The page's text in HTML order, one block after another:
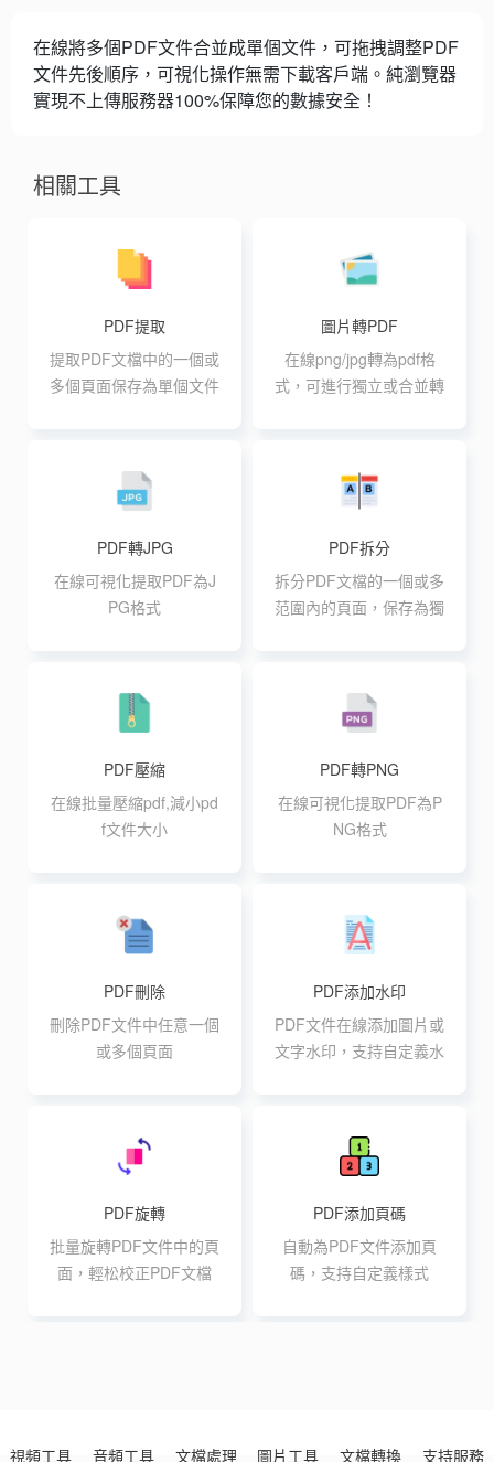
在線將多個PDF文件合並成單個文件，可拖拽調整PDF
文件先後順序，可視化操作無需下載客戶端。純瀏覽器
實現不上傳服務器100%保障您的數據安全！
相關工具
PDF提取
提取PDF文檔中的一個或
多個頁面保存為單個文件
圖片轉PDF
在線png/jpg轉為pdf格
式，可進行獨立或合並轉
PDF轉JPG
在線可視化提取PDF為J
PG格式
PDF拆分
拆分PDF文檔的一個或多
范圍內的頁面，保存為獨
PDF壓縮
在線批量壓縮pdf,減小pd
f文件大小
PDF轉PNG
在線可視化提取PDF為P
NG格式
PDF刪除
刪除PDF文件中任意一個
或多個頁面
PDF添加水印
PDF文件在線添加圖片或
文字水印，支持自定義水
PDF旋轉
批量旋轉PDF文件中的頁
面，輕松校正PDF文檔
PDF添加頁碼
自動為PDF文件添加頁
碼，支持自定義樣式
視頻工具 音頻工具 文檔處理 圖片工具 文檔轉換 支持服務